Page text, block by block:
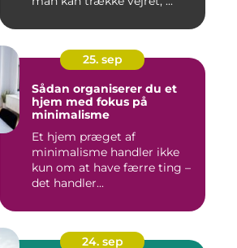
25. sep
Sådan organiserer du et
hjem med fokus på
minimalisme
Et hjem præget af
minimalisme handler ikke
kun om at have færre ting –
det handler...
24. sep